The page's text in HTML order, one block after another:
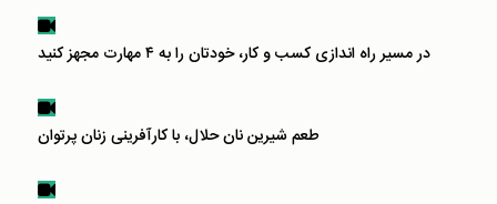
در مسیر راه اندازی کسب و کار، خودتان را به ۴ مهارت مجهز کنید
طعم شیرین نان حلال، با کارآفرینی زنان پرتوان